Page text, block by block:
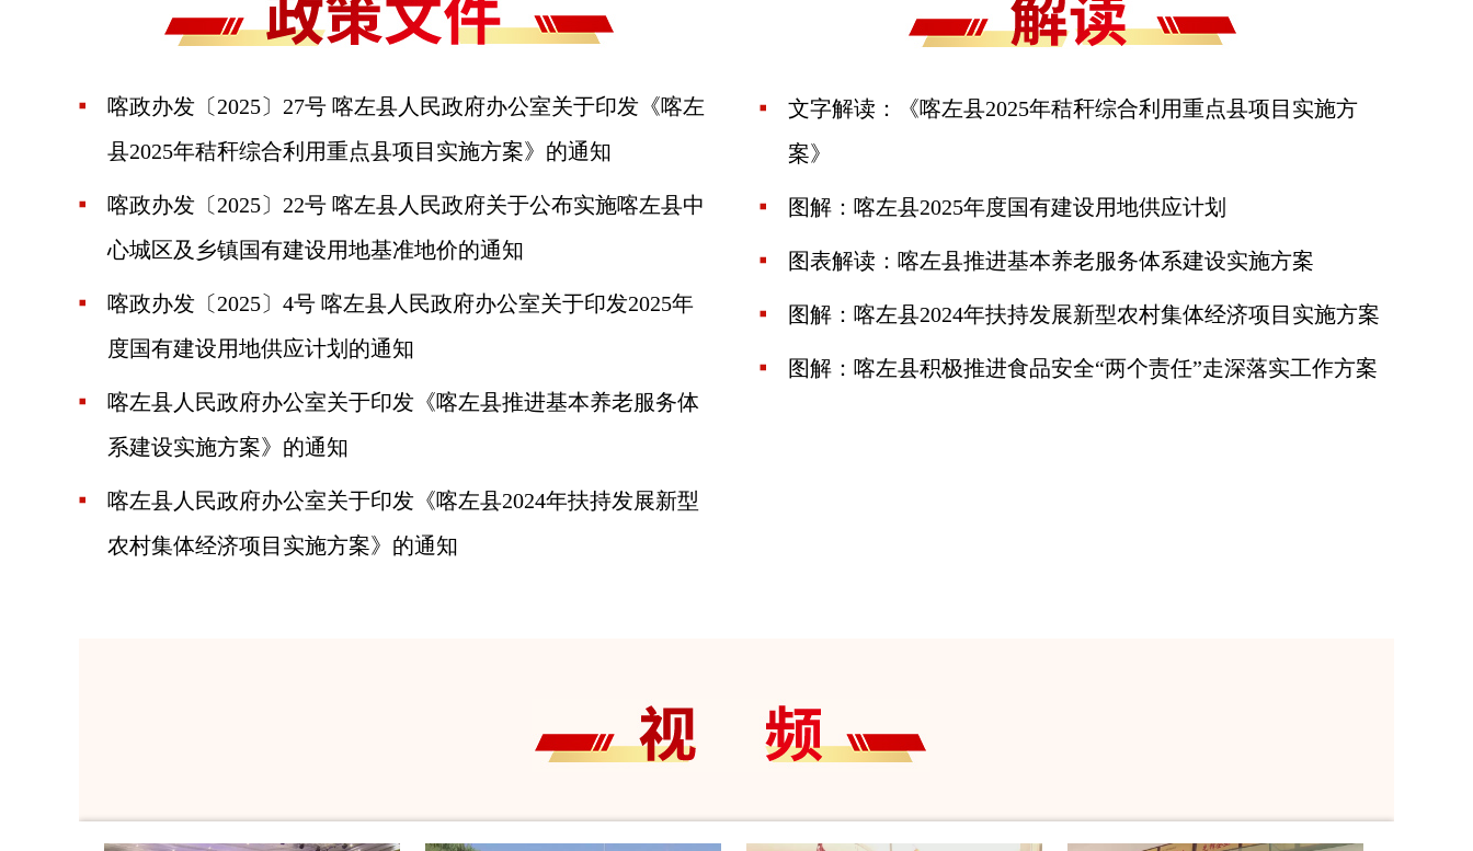
喀政办发〔2025〕27号 喀左县人民政府办公室关于印发《喀左
县2025年秸秆综合利用重点县项目实施方案》的通知
喀政办发〔2025〕22号 喀左县人民政府关于公布实施喀左县中
心城区及乡镇国有建设用地基准地价的通知
喀政办发〔2025〕4号 喀左县人民政府办公室关于印发2025年
度国有建设用地供应计划的通知
喀左县人民政府办公室关于印发《喀左县推进基本养老服务体
系建设实施方案》的通知
喀左县人民政府办公室关于印发《喀左县2024年扶持发展新型
农村集体经济项目实施方案》的通知
文字解读：《喀左县2025年秸秆综合利用重点县项目实施方
案》
图解：喀左县2025年度国有建设用地供应计划
图表解读：喀左县推进基本养老服务体系建设实施方案
图解：喀左县2024年扶持发展新型农村集体经济项目实施方案
图解：喀左县积极推进食品安全“两个责任”走深落实工作方案